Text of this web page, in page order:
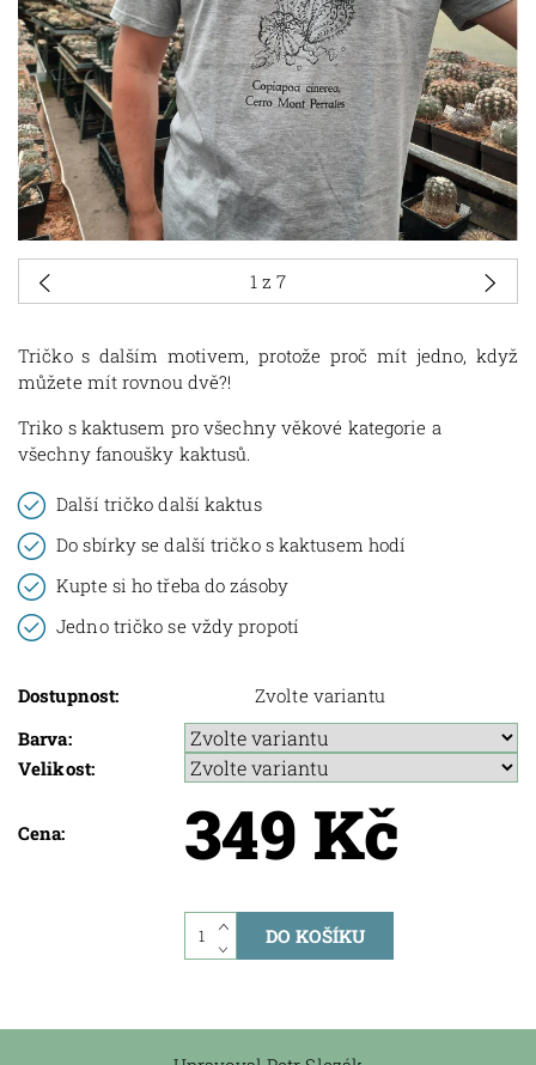
Tričko s dalším motivem, protože proč mít jedno, když
můžete mít rovnou dvě?!
Triko s kaktusem pro všechny věkové kategorie a
všechny fanoušky kaktusů.
Další tričko další kaktus
Do sbírky se další tričko s kaktusem hodí
Kupte si ho třeba do zásoby
Jedno tričko se vždy propotí
Dostupnost:
Zvolte variantu
Barva:
Velikost:
Cena: 349 Kč
1z 7